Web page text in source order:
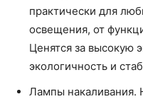
практически для
освещения, от
Ценятся за высокую
экологичность и
Лампы накаливания.